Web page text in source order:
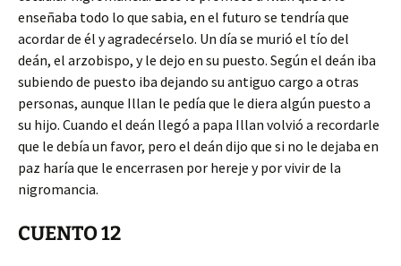
enseñaba todo lo que sabia, en el futuro se tendría que
acordar de él y agradecérselo. Un día se murió el tío del
deán, el arzobispo, y le dejo en su puesto. Según el deán iba
subiendo de puesto iba dejando su antiguo cargo a otras
personas, aunque Illan le pedía que le diera algún puesto a
su hijo. Cuando el deán llegó a papa Illan volvió a recordarle
que le debía un favor, pero el deán dijo que si no le dejaba en
paz haría que le encerrasen por hereje y por vivir de la
nigromancia.
CUENTO 12